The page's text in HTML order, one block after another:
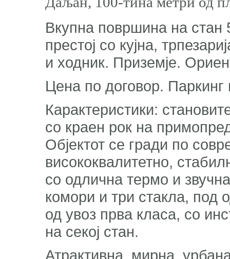
Вкупна површина на
престој со кујна,
и ходник. Приземје.
Цена по договор.
Карактеристики:
со краен рок на
Објектот се гради по
висококвалитетно,
со одлична термо и
комори и три стакла, под
од увоз прва класа, со
на секој стан.
Атрактивна, мирна,